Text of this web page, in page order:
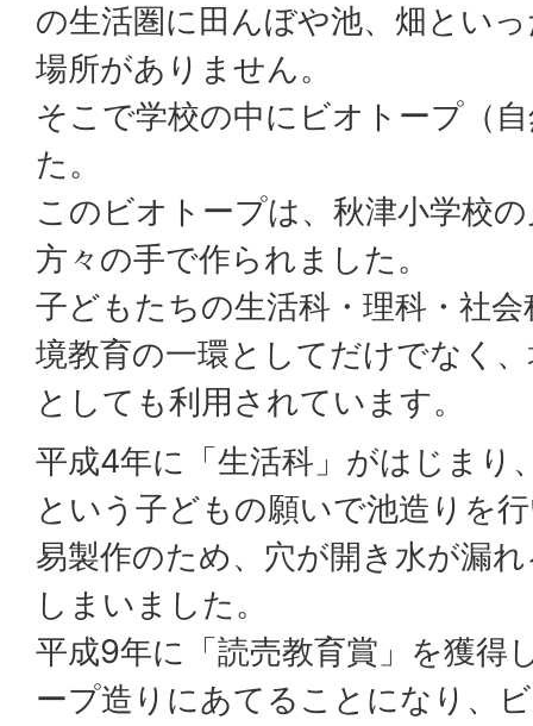
の生活圏に田んぼや池、畑とい
場所がありません。
そこで学校の中にビオトープ（
た。
このビオトープは、秋津小学校
方々の手で作られました。
子どもたちの生活科・理科・社
境教育の一環としてだけでなく
としても利用されています。
平成4年に「生活科」がはじまり
という子どもの願いで池造りを
易製作のため、穴が開き水が漏
しまいました。
平成9年に「読売教育賞」を獲得
ープ造りにあてることになり、